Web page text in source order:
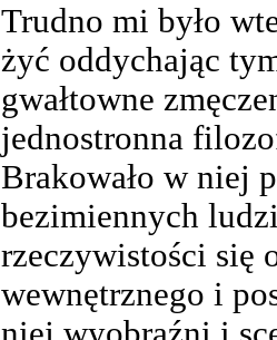
Trudno mi było
żyć oddychając
gwałtowne
jednostronna
Brakowało w niej
bezimiennych
rzeczywistości się
wewnętrznego i